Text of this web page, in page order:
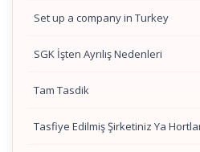
Set up a company in Turkey
SGK İşten Ayrılış Nedenleri
Tam Tasdik
Tasfiye Edilmiş Şirketiniz Ya